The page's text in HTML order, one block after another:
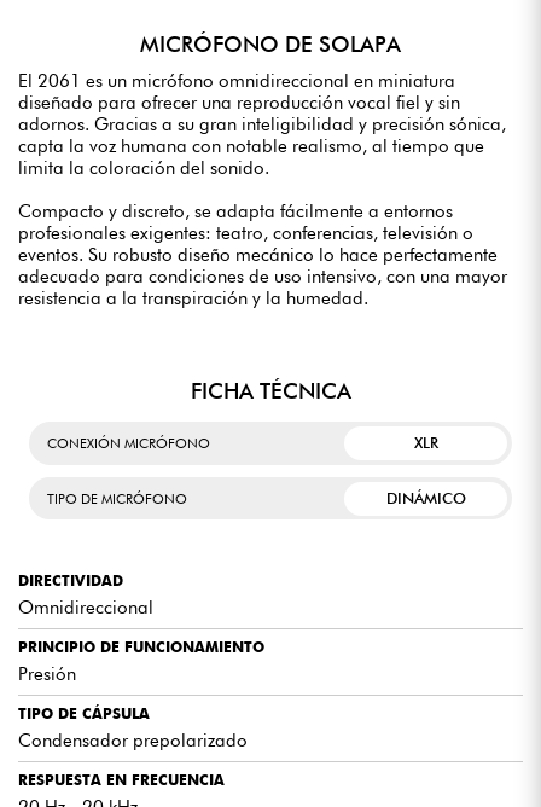
MICRÓFONO DE SOLAPA
El 2061 es un micrófono omnidireccional en miniatura
diseñado para ofrecer una reproducción vocal fiel y sin
adornos. Gracias a su gran inteligibilidad y precisión sónica,
capta la voz humana con notable realismo, al tiempo que
limita la coloración del sonido.
Compacto y discreto, se adapta fácilmente a entornos
profesionales exigentes: teatro, conferencias, televisión o
eventos. Su robusto diseño mecánico lo hace perfectamente
adecuado para condiciones de uso intensivo, con una mayor
resistencia a la transpiración y la humedad.
FICHA TÉCNICA
CONEXIÓN MICRÓFONO XLR
TIPO DE MICRÓFONO DINÁMICO
DIRECTIVIDAD
Omnidireccional
PRINCIPIO DE FUNCIONAMIENTO
Presión
TIPO DE CÁPSULA
Condensador prepolarizado
RESPUESTA EN FRECUENCIA